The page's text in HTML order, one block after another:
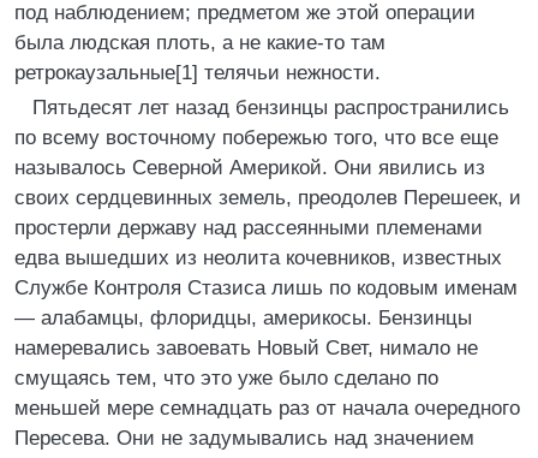
под наблюдением; предметом же этой операции
была людская плоть, а не какие-то там
ретрокаузальные[1] телячьи нежности.
Пятьдесят лет назад бензинцы распространились
по всему восточному побережью того, что все еще
называлось Северной Америкой. Они явились из
своих сердцевинных земель, преодолев Перешеек, и
простерли державу над рассеянными племенами
едва вышедших из неолита кочевников, известных
Службе Контроля Стазиса лишь по кодовым именам
— алабамцы, флоридцы, америкосы. Бензинцы
намеревались завоевать Новый Свет, нимало не
смущаясь тем, что это уже было сделано по
меньшей мере семнадцать раз от начала очередного
Пересева. Они не задумывались над значением